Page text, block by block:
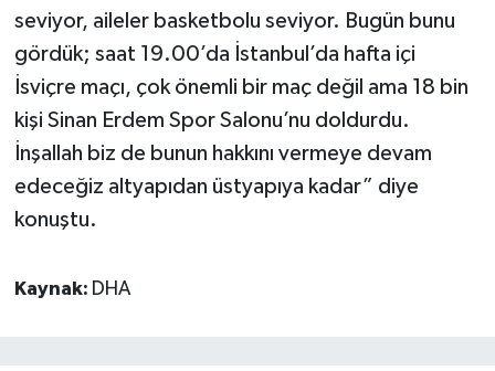
seviyor, aileler basketbolu seviyor. Bugün bunu
gördük; saat 19.00’da İstanbul’da hafta içi
İsviçre maçı, çok önemli bir maç değil ama 18 bin
kişi Sinan Erdem Spor Salonu’nu doldurdu.
İnşallah biz de bunun hakkını vermeye devam
edeceğiz altyapıdan üstyapıya kadar” diye
konuştu.
Kaynak: DHA